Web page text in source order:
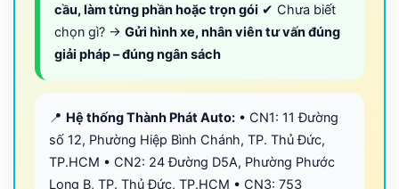
cầu, làm từng phần hoặc trọn gói ✔ Chưa biết
chọn gì? → Gửi hình xe, nhân viên tư vấn đúng
giải pháp – đúng ngân sách
📍 Hệ thống Thành Phát Auto: • CN1: 11 Đường
số 12, Phường Hiệp Bình Chánh, TP. Thủ Đức,
TP.HCM • CN2: 24 Đường D5A, Phường Phước
Long B, TP. Thủ Đức, TP.HCM • CN3: 753